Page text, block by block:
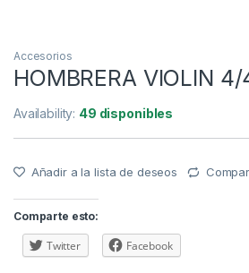
Accesorios
HOMBRERA VIOLIN
Availability: 49 disponibles
Añadir a la lista de deseos
Comparte esto:
Twitter Facebook